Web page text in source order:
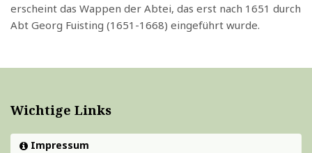
erscheint das Wappen der Abtei, das erst nach 1651 durch
Abt Georg Fuisting (1651-1668) eingeführt wurde.
Wichtige Links
Impressum